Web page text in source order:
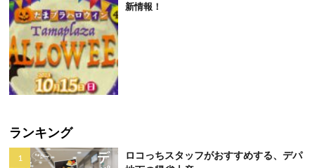
新情報！
ランキング
ロコっちスタッフがおすすめする、デパ